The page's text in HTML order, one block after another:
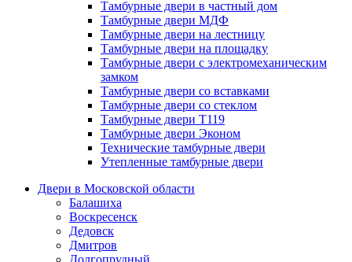
Тамбурные двери в частный дом
Тамбурные двери МДФ
Тамбурные двери на лестницу
Тамбурные двери на площадку
Тамбурные двери с электромеханическим
замком
Тамбурные двери со вставками
Тамбурные двери со стеклом
Тамбурные двери Т119
Тамбурные двери Эконом
Технические тамбурные двери
Утепленные тамбурные двери
Двери в Московской области
Балашиха
Воскресенск
Дедовск
Дмитров
Долгопрудный